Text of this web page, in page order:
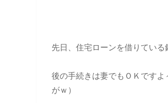
先日、住宅ローンを借りている
後の手続きは妻でもＯＫです
がｗ）